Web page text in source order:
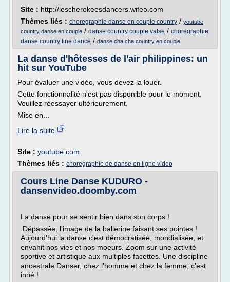
Site : http://lescherokeesdancers.wifeo.com
Thèmes liés : choregraphie danse en couple country / youtube
country danse en couple / danse country couple valse / choregraphie
danse country line dance / danse cha cha country en couple
La danse d'hôtesses de l'air philippines: un
hit sur YouTube
Pour évaluer une vidéo, vous devez la louer.
Cette fonctionnalité n'est pas disponible pour le moment.
Veuillez réessayer ultérieurement.
Mise en...
Lire la suite
Site : youtube.com
Thèmes liés : choregraphie de danse en ligne video
Cours Line Danse KUDURO -
dansenvideo.doomby.com
La danse pour se sentir bien dans son corps !
Dépassée, l'image de la ballerine faisant ses pointes !
Aujourd'hui la danse c'est démocratisée, mondialisée, et
envahit nos vies et nos moeurs. Zoom sur une activité
sportive et artistique aux multiples facettes. Une discipline
ancestrale Danser, chez l'homme et chez la femme, c'est
inné !